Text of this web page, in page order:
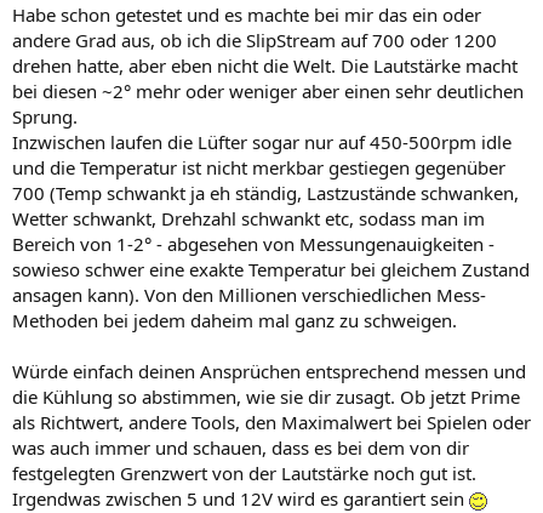
Habe schon getestet und es machte bei mir das ein oder
andere Grad aus, ob ich die SlipStream auf 700 oder 1200
drehen hatte, aber eben nicht die Welt. Die Lautstärke macht
bei diesen ~2° mehr oder weniger aber einen sehr deutlichen
Sprung.
Inzwischen laufen die Lüfter sogar nur auf 450-500rpm idle
und die Temperatur ist nicht merkbar gestiegen gegenüber
700 (Temp schwankt ja eh ständig, Lastzustände schwanken,
Wetter schwankt, Drehzahl schwankt etc, sodass man im
Bereich von 1-2° - abgesehen von Messungenauigkeiten -
sowieso schwer eine exakte Temperatur bei gleichem Zustand
ansagen kann). Von den Millionen verschiedlichen Mess-
Methoden bei jedem daheim mal ganz zu schweigen.
Würde einfach deinen Ansprüchen entsprechend messen und
die Kühlung so abstimmen, wie sie dir zusagt. Ob jetzt Prime
als Richtwert, andere Tools, den Maximalwert bei Spielen oder
was auch immer und schauen, dass es bei dem von dir
festgelegten Grenzwert von der Lautstärke noch gut ist.
Irgendwas zwischen 5 und 12V wird es garantiert sein